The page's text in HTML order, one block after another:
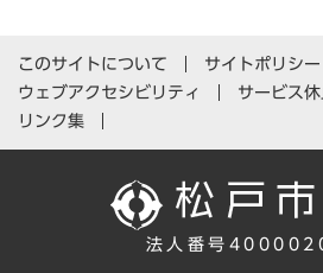
このサイトについて
サイトポリシー
ウェブアクセシビリティ
サービス
リンク集
法人番号